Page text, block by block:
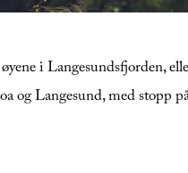
i Langesundsfjorden,
og Langesund, med stopp